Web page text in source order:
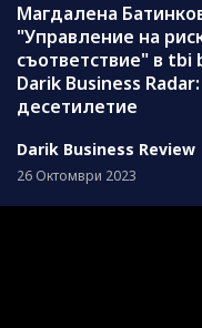
Магдалена
"Управление на
съответствие" в tbi
Darik Business
десетилетие
Darik Business Review
26 Октомври 2023